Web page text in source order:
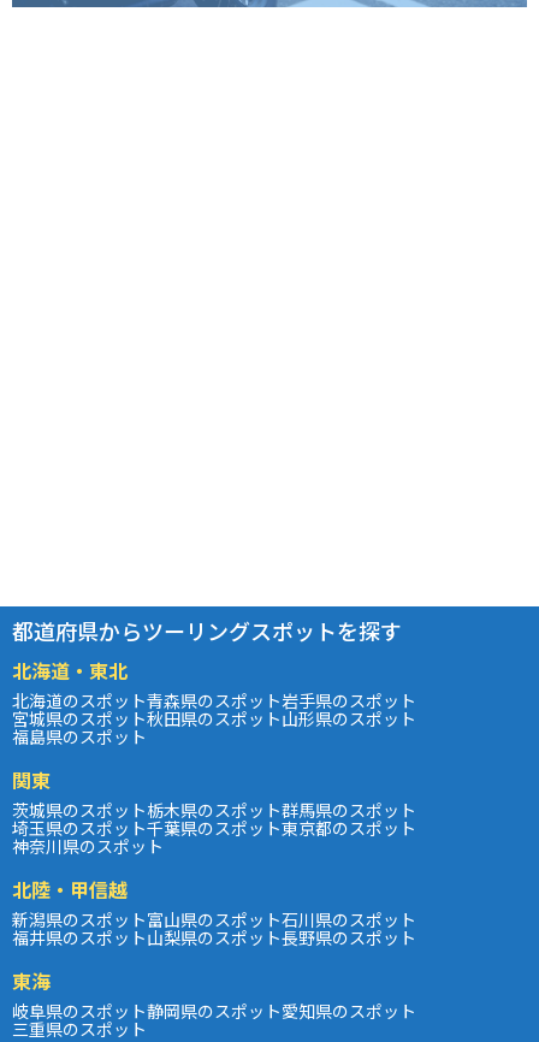
都道府県からツーリングスポットを探す
北海道・東北
北海道のスポット青森県のスポット岩手県のスポット
宮城県のスポット秋田県のスポット山形県のスポット
福島県のスポット
関東
茨城県のスポット栃木県のスポット群馬県のスポット
埼玉県のスポット千葉県のスポット東京都のスポット
神奈川県のスポット
北陸・甲信越
新潟県のスポット富山県のスポット石川県のスポット
福井県のスポット山梨県のスポット長野県のスポット
東海
岐阜県のスポット静岡県のスポット愛知県のスポット
三重県のスポット